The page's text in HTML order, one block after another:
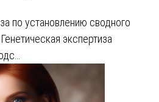
по установлению сводного
экспертиза